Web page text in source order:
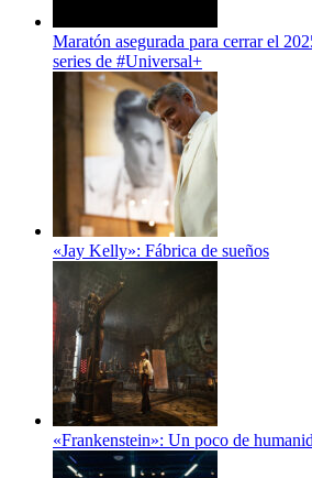
Maratón asegurada para cerrar el
series de #Universal+
«Jay Kelly»: Fábrica de sueños
«Frankenstein»: Un poco de